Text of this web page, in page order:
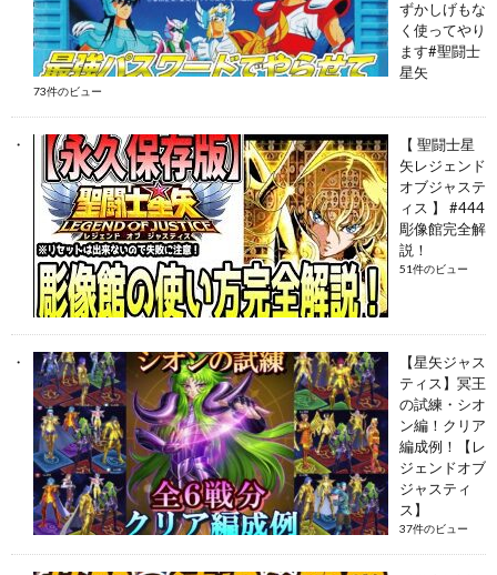
ずかしげもな
く使ってやり
ます#聖闘士
星矢
73件のビュー
【 聖闘士星
矢レジェンド
オブジャステ
ィス 】 #444
彫像館完全解
説！
51件のビュー
【星矢ジャス
ティス】冥王
の試練・シオ
ン編！クリア
編成例！【レ
ジェンドオブ
ジャスティ
ス】
37件のビュー